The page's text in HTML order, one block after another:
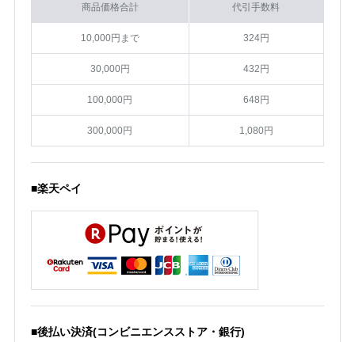
商品価格合計 代引手数料
10,000円まで 324円
30,000円 432円
100,000円 648円
300,000円 1,080円
■楽天ペイ
■後払い決済(コンビニエンスストア・銀行)